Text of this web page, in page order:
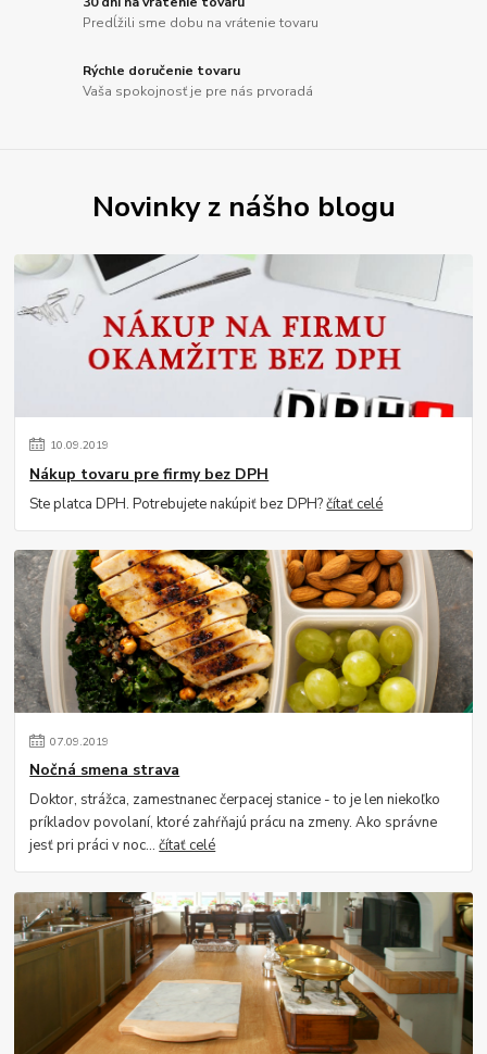
Predĺžili sme dobu na vrátenie tovaru
Rýchle doručenie tovaru
Vaša spokojnosť je pre nás prvoradá
Novinky z nášho blogu
10.09.2019
Nákup tovaru pre firmy bez DPH
Ste platca DPH. Potrebujete nakúpiť bez DPH?čítať celé
07.09.2019
Nočná smena strava
Doktor, strážca, zamestnanec čerpacej stanice - to je len niekoľko
príkladov povolaní, ktoré zahŕňajú prácu na zmeny. Ako správne
jesť pri práci v noc...čítať celé